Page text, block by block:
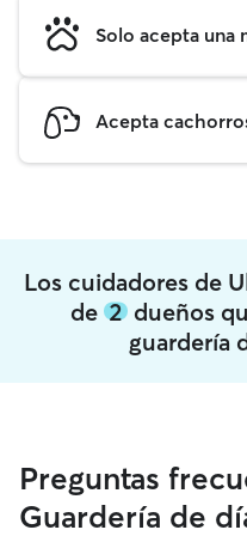
Solo acepta una
Acepta
Los cuidadores de
de 2 dueños
guardería
Preguntas
Guardería de